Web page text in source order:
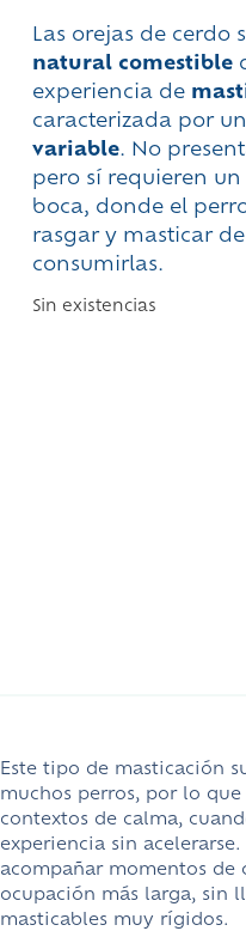
Las orejas de cerdo
natural comestible
experiencia de
caracterizada por
variable. No
pero sí requieren
boca, donde el
rasgar y masticar
consumirlas.
Sin existencias
Este tipo de masticación
muchos perros, por lo
contextos de calma,
experiencia sin
acompañar momentos de
ocupación más larga, sin
masticables muy rígidos.